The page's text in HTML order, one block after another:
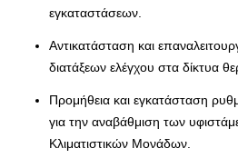
εγκαταστάσεων.
Αντικατάσταση και
διατάξεων ελέγχου στα δίκτυα
Προμήθεια και εγκατάσταση
για την αναβάθμιση των
Κλιματιστικών Μονάδων.